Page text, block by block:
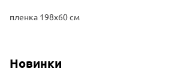
пленка 198x60 см
Новинки